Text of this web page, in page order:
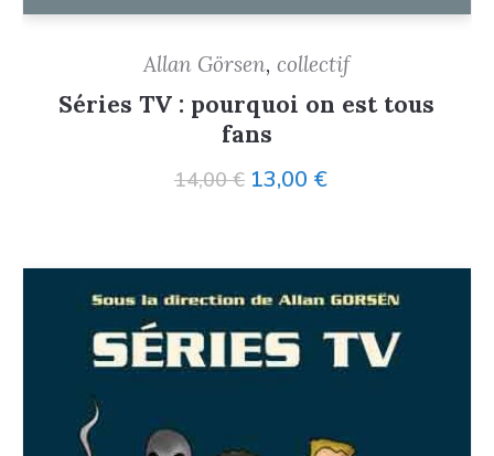
Allan Görsen,collectif
Séries TV : pourquoi on est tous
fans
14,00 € Le
était :
14,00 €.
13,00 €Le
est :
13,00 €.